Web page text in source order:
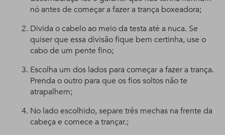
nó antes de começar a fazer a trança boxeadora;
Divida o cabelo ao meio da testa até a nuca. Se
quiser que essa divisão fique bem certinha, use o
cabo de um pente fino;
Escolha um dos lados para começar a fazer a trança.
Prenda o outro para que os fios soltos não te
atrapalhem;
No lado escolhido, separe três mechas na frente da
cabeça e comece a trançar.;